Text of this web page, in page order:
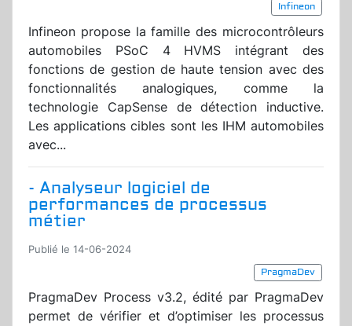
Infineon
Infineon propose la famille des microcontrôleurs
automobiles PSoC 4 HVMS intégrant des
fonctions de gestion de haute tension avec des
fonctionnalités analogiques, comme la
technologie CapSense de détection inductive.
Les applications cibles sont les IHM automobiles
avec...
- Analyseur logiciel de
performances de processus
métier
Publié le 14-06-2024
PragmaDev
PragmaDev Process v3.2, édité par PragmaDev
permet de vérifier et d’optimiser les processus